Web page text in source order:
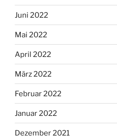
Juni 2022
Mai 2022
April 2022
März 2022
Februar 2022
Januar 2022
Dezember 2021